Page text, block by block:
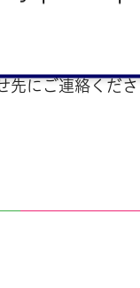
先にご連絡くださ